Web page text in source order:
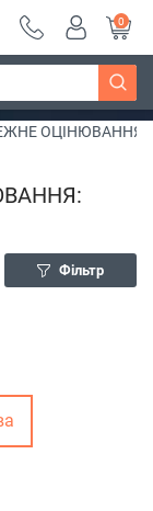
Дізнатись більше
0
ОЦІНЮВАННЯ
Фільтр